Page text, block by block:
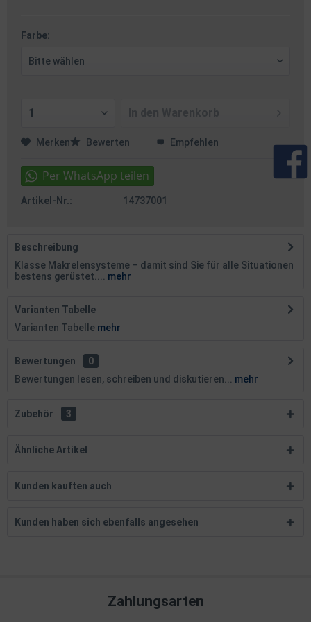
Farbe:
Merken Bewerten Empfehlen
Artikel-Nr.: 14737001
Beschreibung
Klasse Makrelensysteme – damit sind Sie für alle Situationen
bestens gerüstet....
mehr
Varianten Tabelle
Varianten Tabelle mehr
Bewertungen
0
Bewertungen lesen, schreiben und diskutieren...
mehr
Zubehör 3
Ähnliche Artikel
Kunden kauften auch
Kunden haben sich ebenfalls angesehen
Zahlungsarten